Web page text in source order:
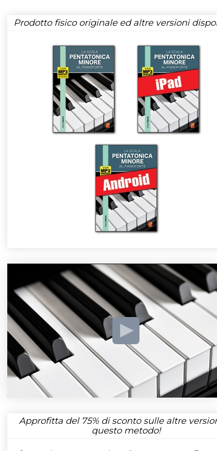
Prodotto fisico originale ed altre versioni
Approfitta del 75%di sconto sulle altre
questo metodo!